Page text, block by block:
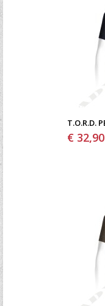
T.O.R.D.
€ 32,90